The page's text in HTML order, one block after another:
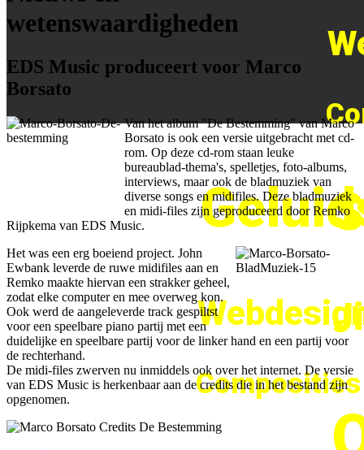
wetenswaardigheden
EDS Music produceert voor Marco
Borsato
Van het album "De Bestemming" van Marco
Borsato is ook een versie uitgebracht met cd-
rom. Op deze cd-rom staan leuke
bureaublad-thema's, spelletjes, foto-albums,
interviews, maar ook de bladmuziek van
diverse songs en midifiles. Deze bladmuziek
en midi-files zijn geproduceerd door Remko
Rijpkema van EDS Music.
Het was een erg boeiend project. John
Ewbank leverde de ruwe midifiles aan en
Remko maakte hiervan een strakker geheel,
zodat elke computer en mee overweg kon.
Ook werd de aangeleverde track gespiltst
voor een speelbare piano partij met een
duidelijke en speelbare partij voor de linker hand en een partij voor
de rechterhand.
De midi-files zwerven nu inmiddels ook over het internet. De versie
van EDS Music is herkenbaar aan de credits die in het bestand zijn
opgenomen.